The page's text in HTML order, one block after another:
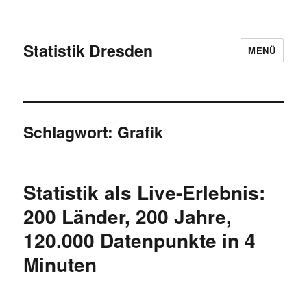
Statistik Dresden MENÜ
Schlagwort: Grafik
Statistik als Live-Erlebnis:
200 Länder, 200 Jahre,
120.000 Datenpunkte in 4
Minuten